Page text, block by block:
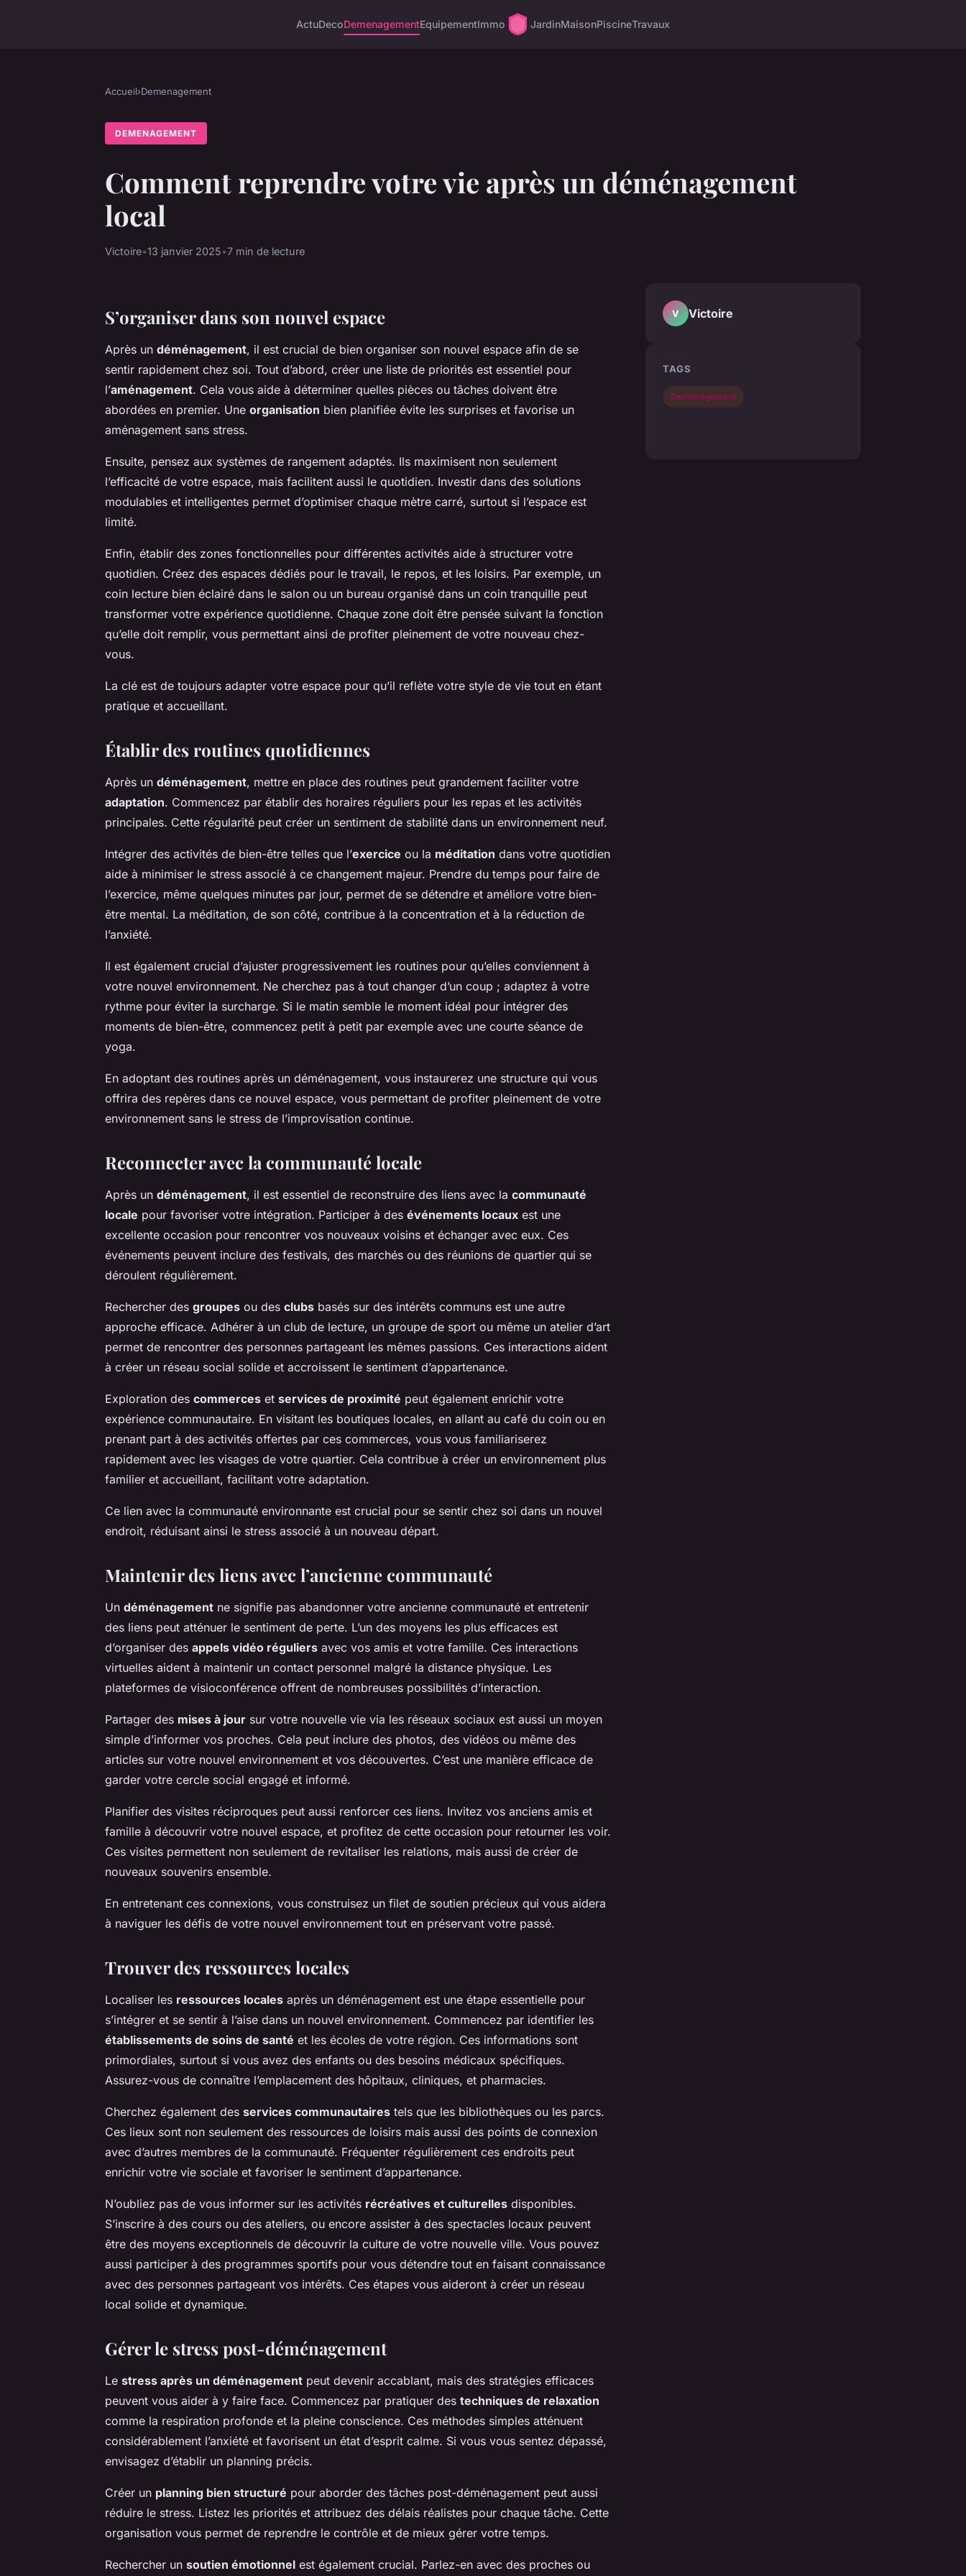
ActuDecoDemenagementEquipementImmo JardinMaisonPiscineTravaux
Accueil›Demenagement
DEMENAGEMENT
Comment reprendre votre vie après un déménagement
local
Victoire•13 janvier 2025•7 min de lecture
S’organiser dans son nouvel espace
Après un déménagement, il est crucial de bien organiser son nouvel espace afin de se
sentir rapidement chez soi. Tout d’abord, créer une liste de priorités est essentiel pour
l’aménagement. Cela vous aide à déterminer quelles pièces ou tâches doivent être
abordées en premier. Une organisation bien planifiée évite les surprises et favorise un
aménagement sans stress.
Ensuite, pensez aux systèmes de rangement adaptés. Ils maximisent non seulement
l’efficacité de votre espace, mais facilitent aussi le quotidien. Investir dans des solutions
modulables et intelligentes permet d’optimiser chaque mètre carré, surtout si l’espace est
limité.
Enfin, établir des zones fonctionnelles pour différentes activités aide à structurer votre
quotidien. Créez des espaces dédiés pour le travail, le repos, et les loisirs. Par exemple, un
coin lecture bien éclairé dans le salon ou un bureau organisé dans un coin tranquille peut
transformer votre expérience quotidienne. Chaque zone doit être pensée suivant la fonction
qu’elle doit remplir, vous permettant ainsi de profiter pleinement de votre nouveau chez-
vous.
La clé est de toujours adapter votre espace pour qu’il reflète votre style de vie tout en étant
pratique et accueillant.
Établir des routines quotidiennes
Après un déménagement, mettre en place des routines peut grandement faciliter votre
adaptation. Commencez par établir des horaires réguliers pour les repas et les activités
principales. Cette régularité peut créer un sentiment de stabilité dans un environnement neuf.
Intégrer des activités de bien-être telles que l’exercice ou la méditation dans votre quotidien
aide à minimiser le stress associé à ce changement majeur. Prendre du temps pour faire de
l’exercice, même quelques minutes par jour, permet de se détendre et améliore votre bien-
être mental. La méditation, de son côté, contribue à la concentration et à la réduction de
l’anxiété.
Il est également crucial d’ajuster progressivement les routines pour qu’elles conviennent à
votre nouvel environnement. Ne cherchez pas à tout changer d’un coup ; adaptez à votre
rythme pour éviter la surcharge. Si le matin semble le moment idéal pour intégrer des
moments de bien-être, commencez petit à petit par exemple avec une courte séance de
yoga.
En adoptant des routines après un déménagement, vous instaurerez une structure qui vous
offrira des repères dans ce nouvel espace, vous permettant de profiter pleinement de votre
environnement sans le stress de l’improvisation continue.
Reconnecter avec la communauté locale
Après un déménagement, il est essentiel de reconstruire des liens avec la communauté
locale pour favoriser votre intégration. Participer à des événements locaux est une
excellente occasion pour rencontrer vos nouveaux voisins et échanger avec eux. Ces
événements peuvent inclure des festivals, des marchés ou des réunions de quartier qui se
déroulent régulièrement.
Rechercher des groupes ou des clubs basés sur des intérêts communs est une autre
approche efficace. Adhérer à un club de lecture, un groupe de sport ou même un atelier d’art
permet de rencontrer des personnes partageant les mêmes passions. Ces interactions aident
à créer un réseau social solide et accroissent le sentiment d’appartenance.
Exploration des commerces et services de proximité peut également enrichir votre
expérience communautaire. En visitant les boutiques locales, en allant au café du coin ou en
prenant part à des activités offertes par ces commerces, vous vous familiariserez
rapidement avec les visages de votre quartier. Cela contribue à créer un environnement plus
familier et accueillant, facilitant votre adaptation.
Ce lien avec la communauté environnante est crucial pour se sentir chez soi dans un nouvel
endroit, réduisant ainsi le stress associé à un nouveau départ.
Maintenir des liens avec l’ancienne communauté
Un déménagement ne signifie pas abandonner votre ancienne communauté et entretenir
des liens peut atténuer le sentiment de perte. L’un des moyens les plus efficaces est
d’organiser des appels vidéo réguliers avec vos amis et votre famille. Ces interactions
virtuelles aident à maintenir un contact personnel malgré la distance physique. Les
plateformes de visioconférence offrent de nombreuses possibilités d’interaction.
Partager des mises à jour sur votre nouvelle vie via les réseaux sociaux est aussi un moyen
simple d’informer vos proches. Cela peut inclure des photos, des vidéos ou même des
articles sur votre nouvel environnement et vos découvertes. C’est une manière efficace de
garder votre cercle social engagé et informé.
Planifier des visites réciproques peut aussi renforcer ces liens. Invitez vos anciens amis et
famille à découvrir votre nouvel espace, et profitez de cette occasion pour retourner les voir.
Ces visites permettent non seulement de revitaliser les relations, mais aussi de créer de
nouveaux souvenirs ensemble.
En entretenant ces connexions, vous construisez un filet de soutien précieux qui vous aidera
à naviguer les défis de votre nouvel environnement tout en préservant votre passé.
Trouver des ressources locales
Localiser les ressources locales après un déménagement est une étape essentielle pour
s’intégrer et se sentir à l’aise dans un nouvel environnement. Commencez par identifier les
établissements de soins de santé et les écoles de votre région. Ces informations sont
primordiales, surtout si vous avez des enfants ou des besoins médicaux spécifiques.
Assurez-vous de connaître l’emplacement des hôpitaux, cliniques, et pharmacies.
Cherchez également des services communautaires tels que les bibliothèques ou les parcs.
Ces lieux sont non seulement des ressources de loisirs mais aussi des points de connexion
avec d’autres membres de la communauté. Fréquenter régulièrement ces endroits peut
enrichir votre vie sociale et favoriser le sentiment d’appartenance.
N’oubliez pas de vous informer sur les activités récréatives et culturelles disponibles.
S’inscrire à des cours ou des ateliers, ou encore assister à des spectacles locaux peuvent
être des moyens exceptionnels de découvrir la culture de votre nouvelle ville. Vous pouvez
aussi participer à des programmes sportifs pour vous détendre tout en faisant connaissance
avec des personnes partageant vos intérêts. Ces étapes vous aideront à créer un réseau
local solide et dynamique.
Gérer le stress post-déménagement
Le stress après un déménagement peut devenir accablant, mais des stratégies efficaces
peuvent vous aider à y faire face. Commencez par pratiquer des techniques de relaxation
comme la respiration profonde et la pleine conscience. Ces méthodes simples atténuent
considérablement l’anxiété et favorisent un état d’esprit calme. Si vous vous sentez dépassé,
envisagez d’établir un planning précis.
Créer un planning bien structuré pour aborder des tâches post-déménagement peut aussi
réduire le stress. Listez les priorités et attribuez des délais réalistes pour chaque tâche. Cette
organisation vous permet de reprendre le contrôle et de mieux gérer votre temps.
Rechercher un soutien émotionnel est également crucial. Parlez-en avec des proches ou
V Victoire
TAGS
Demenagement